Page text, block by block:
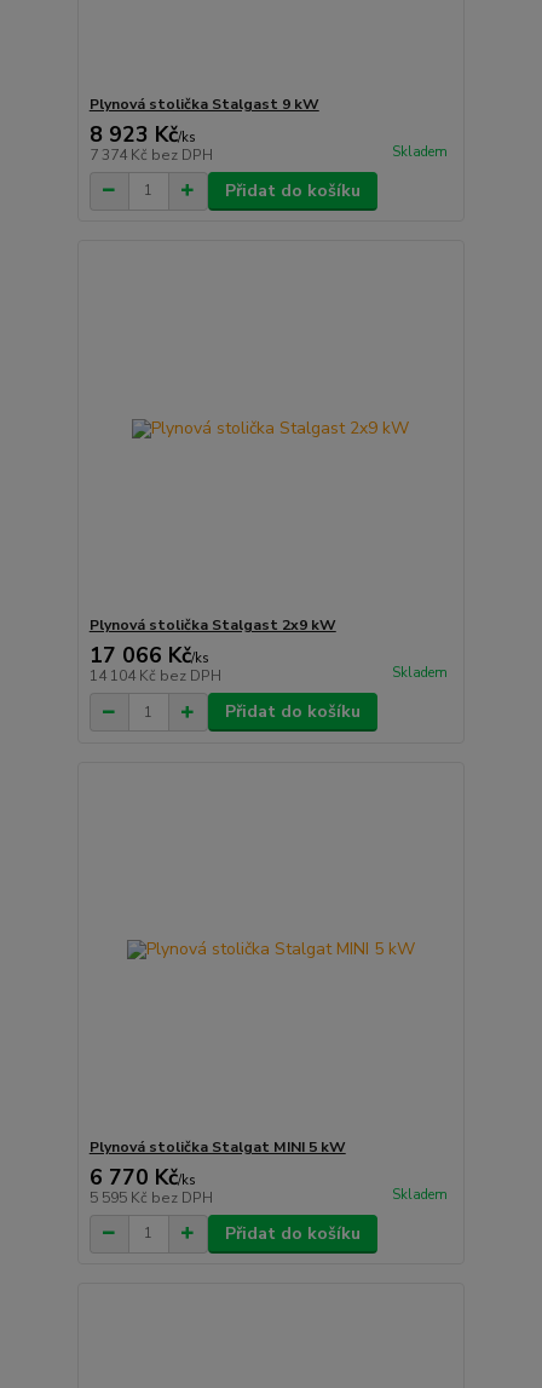
Plynová stolička Stalgast 9 kW
8 923 Kč/ks
7 374 Kč bez DPH Skladem
Přidat do košíku
Plynová stolička Stalgast 2x9 kW
17 066 Kč/ks
14 104 Kč bez DPH Skladem
Přidat do košíku
Plynová stolička Stalgat MINI 5 kW
6 770 Kč/ks
5 595 Kč bez DPH Skladem
Přidat do košíku